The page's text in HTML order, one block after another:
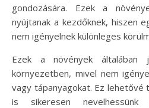
gondozására. Ezek a
nyújtanak a kezdőknek, hiszen
nem igényelnek különleges
Ezek a növények általában
környezetben, mivel nem
vagy tápanyagokat. Ez lehetővé
is sikeresen